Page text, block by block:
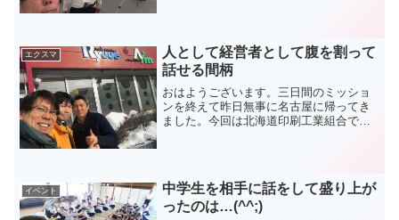
けでスタートしたこのポス...
エクスマ
人として経営者として腹を割って
話せる間柄
おはようございます。三日間のミッショ
ンを終えて昨日無事に名古屋に帰ってき
ました。今回は北海道印刷工業組合での
イベント
中学生を相手に話をして盛り上が
ったのは…(^^;)